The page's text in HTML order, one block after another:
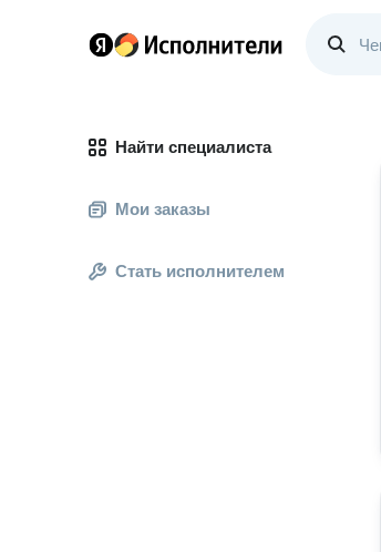
Найти специалиста
Мои заказы
Стать исполнителем